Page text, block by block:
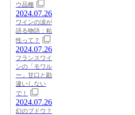
ウ品種
2024.07.26
ワインの涙が
語る物語：粘
性って？
2024.07.26
フランスワイ
ンの「モワル
ー」甘口と勘
違いしない
で！
2024.07.26
幻のブドウ？